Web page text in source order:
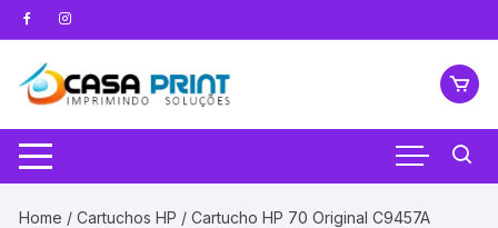
Pular
para
conteúdo
Home /Cartuchos HP / Cartucho HP 70 Original C9457A